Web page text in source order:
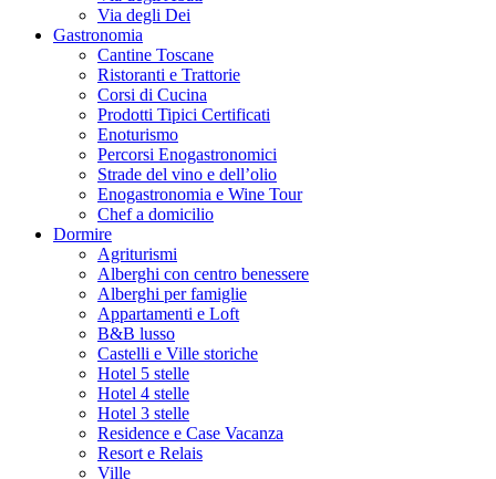
Via degli Dei
Gastronomia
Cantine Toscane
Ristoranti e Trattorie
Corsi di Cucina
Prodotti Tipici Certificati
Enoturismo
Percorsi Enogastronomici
Strade del vino e dell’olio
Enogastronomia e Wine Tour
Chef a domicilio
Dormire
Agriturismi
Alberghi con centro benessere
Alberghi per famiglie
Appartamenti e Loft
B&B lusso
Castelli e Ville storiche
Hotel 5 stelle
Hotel 4 stelle
Hotel 3 stelle
Residence e Case Vacanza
Resort e Relais
Ville